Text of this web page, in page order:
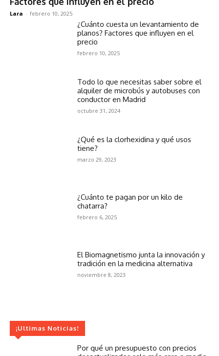
Lara - febrero 10, 2025
¿Cuánto cuesta un levantamiento de
planos? Factores que influyen en el
precio
febrero 10, 2025
Todo lo que necesitas saber sobre el
alquiler de microbús y autobuses con
conductor en Madrid
octubre 31, 2024
¿Qué es la clorhexidina y qué usos
tiene?
marzo 29, 2023
¿Cuánto te pagan por un kilo de
chatarra?
febrero 6, 2025
El Biomagnetismo junta la innovación y
tradición en la medicina alternativa
noviembre 8, 2023
¡Ultimas Noticias!
Por qué un presupuesto con precios